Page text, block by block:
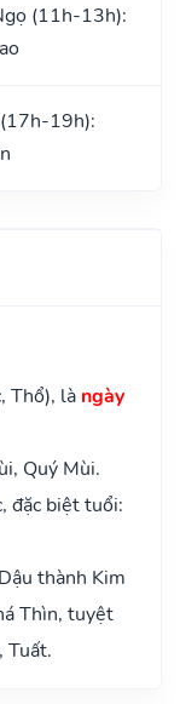
(11h-13h):
19h):
Thổ), là ngày
Quý Mùi.
đặc biệt tuổi:
thành Kim
Thìn, tuyệt
Tuất.